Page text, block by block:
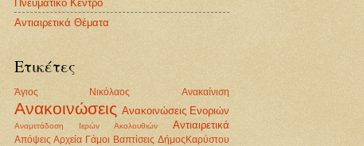
Πνευματικό Κέντρο
Αντιαιρετικά Θέματα
Ετικέτες
Άγιος Νικόλαος Ανακαίνιση
Ανακοινώσεις Ανακοινώσεις Ενοριών
Αναμετάδοση Ιερών Ακολουθιών Αντιαιρετικά
Απόψεις Αρχεία Γάμοι Βαπτίσεις ΔήμοςΚαρύστου